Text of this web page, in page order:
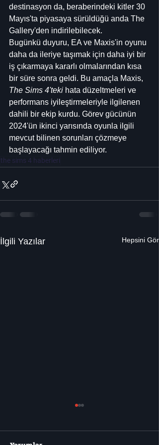
destinasyon da, beraberindeki kitler 30
Mayıs'ta piyasaya sürüldüğü anda The
Gallery'den indirilebilecek.
Bugünkü duyuru, EA ve Maxis'in oyunu
daha da ileriye taşımak için daha iyi bir
iş çıkarmaya kararlı olmalarından kısa
bir süre sonra geldi. Bu amaçla Maxis,
The Sims 4'teki hata düzeltmeleri ve
performans iyileştirmeleriyle ilgilenen
dahili bir ekip kurdu. Görev gücünün
2024'ün ikinci yarısında oyunla ilgili
mevcut bilinen sorunları çözmeye
başlayacağı tahmin ediliyor.
the sims 4 haberleri
İlgili Yazılar Hepsini Gör